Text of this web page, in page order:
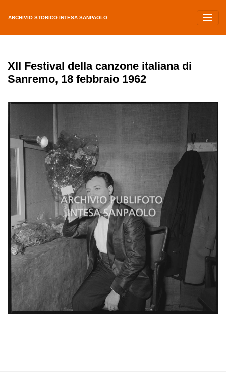
ARCHIVIO STORICO INTESA SANPAOLO
XII Festival della canzone italiana di
Sanremo, 18 febbraio 1962